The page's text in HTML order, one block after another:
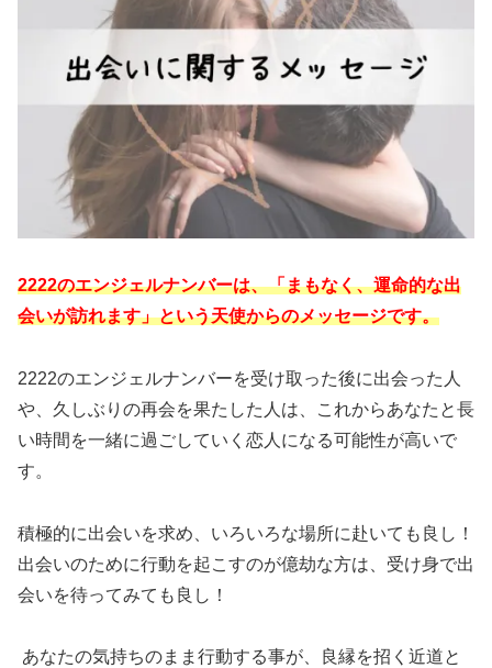
2222のエンジェルナンバーは、「まもなく、運命的な出
会いが訪れます」という天使からのメッセージです。
2222のエンジェルナンバーを受け取った後に出会った人
や、久しぶりの再会を果たした人は、これからあなたと長
い時間を一緒に過ごしていく恋人になる可能性が高いで
す。
積極的に出会いを求め、いろいろな場所に赴いても良し！
出会いのために行動を起こすのが億劫な方は、受け身で出
会いを待ってみても良し！
あなたの気持ちのまま行動する事が、良縁を招く近道と